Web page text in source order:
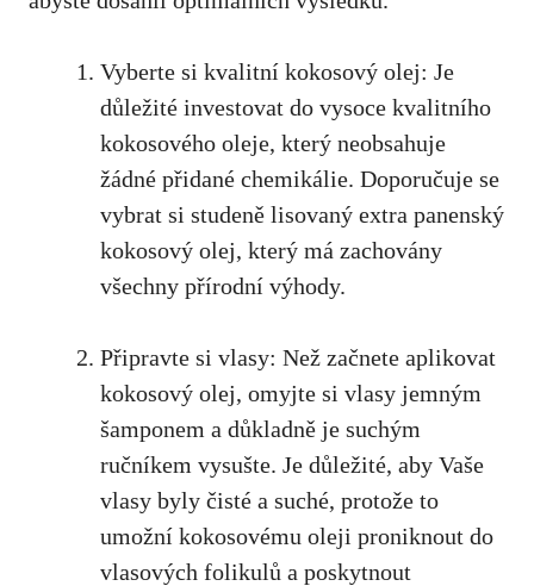
Vyberte si kvalitní kokosový olej: Je
důležité investovat do vysoce kvalitního
kokosového oleje, který neobsahuje
žádné přidané chemikálie. Doporučuje se
vybrat si studeně lisovaný extra panenský
kokosový olej, který má zachovány
všechny přírodní výhody.
Připravte si vlasy: Než začnete aplikovat
kokosový olej, omyjte si vlasy jemným
šamponem a důkladně je suchým
ručníkem vysušte. Je důležité, aby Vaše
vlasy byly čisté a suché, protože to
umožní kokosovému oleji proniknout do
vlasových folikulů a poskytnout